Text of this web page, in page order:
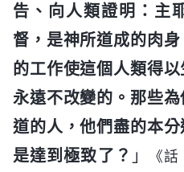
告、向人類證明：主
督，是神所道成的肉
的工作使這個人類得
永遠不改變的。那些
道的人，他們盡的本
是達到極致了？ 」
《